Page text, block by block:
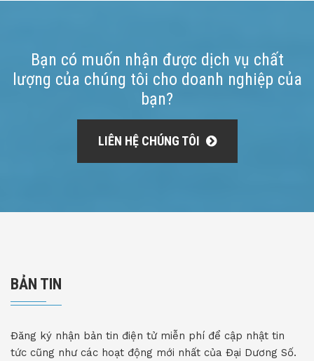
Bạn có muốn nhận được dịch vụ chất
lượng của chúng tôi cho doanh nghiệp của
bạn?
LIÊN HỆ CHÚNG TÔI
BẢN TIN
Đăng ký nhận bản tin điện tử miễn phí để cập nhật tin
tức cũng như các hoạt động mới nhất của Đại Dương Số.